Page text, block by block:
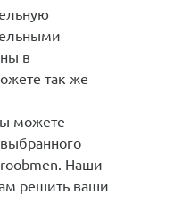
в
так же
можете
Наши
решить ваши